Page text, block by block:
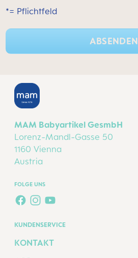
*= Pflichtfeld
ABSENDEN
MAM Babyartikel GesmbH
Lorenz-Mandl-Gasse 50
1160 Vienna
Austria
FOLGE UNS
FACEBOOK
INSTAGRAM
YOUTUBE
KUNDENSERVICE
KONTAKT